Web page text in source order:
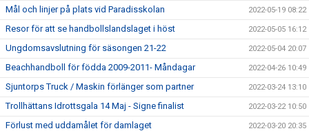
Mål och linjer på plats vid Paradisskolan 2022-05-19 08:22
Resor för att se handbollslandslaget i höst 2022-05-05 16:12
Ungdomsavslutning för säsongen 21-22 2022-05-04 20:07
Beachhandboll för födda 2009-2011- Måndagar 2022-04-26 10:49
Sjuntorps Truck / Maskin förlänger som partner 2022-03-24 13:10
Trollhättans Idrottsgala 14 Maj - Signe finalist 2022-03-22 10:50
Förlust med uddamålet för damlaget 2022-03-20 20:35